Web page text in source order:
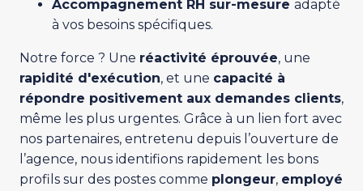
Accompagnement RH sur-mesure adapté
à vos besoins spécifiques.
Notre force ? Une réactivité éprouvée, une
rapidité d'exécution, et une capacité à
répondre positivement aux demandes clients,
même les plus urgentes. Grâce à un lien fort avec
nos partenaires, entretenu depuis l’ouverture de
l’agence, nous identifions rapidement les bons
profils sur des postes comme plongeur, employé